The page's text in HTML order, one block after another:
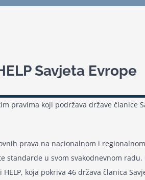
Savjeta Evrope
pravima koji podržava države članice
prava na nacionalnom i
u svom svakodnevnom
koja pokriva 46 država članica